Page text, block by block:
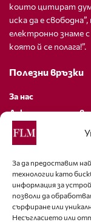
За да предоставим
технологии като
информация за
позволи да
сърфиране или
Несъгласието или
които цитират
иска да е
електронно знаме
която й се полага!”.
Полезни връзки
За нас
Декларация за
Политика за
За контакти
editor@fashion-
+359 88 227 33 47